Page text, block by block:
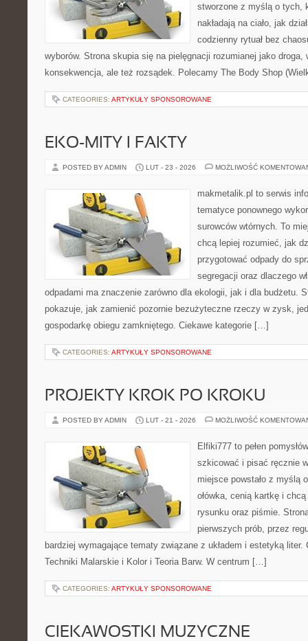
stworzone z myślą o tych,
nakładają na ciało, jak
codzienny rytuał bez
wyborów. Strona skupia się na pielęgnacji rozumianej jako
konsekwencja, ale też rozsądek. Polecamy The Body Shop
CATEGORIES: ARTYKUŁY SPONSOROWANE
EKO-MITY I FAKTY
POSTED BY ADMIN LUT - 23 - 2026 MOŻLIWOŚĆ
makmetalik.pl to serwis
tematyce ponownego
surowców wtórnych. To
chcą lepiej rozumieć, jak
przygotować odpady do
segregacji oraz dlaczego
odpadami ma znaczenie zarówno dla ekologii, jak i dla budżetu.
pokazuje, jak zamienić pozornie bezużyteczne rzeczy w zysk,
gospodarkę obiegu zamkniętego. Ciekawe kategorie […]
CATEGORIES: ARTYKUŁY SPONSOROWANE
PROJEKTY KROK PO KROKU
POSTED BY ADMIN LUT - 21 - 2026 MOŻLIWOŚĆ
Elfiki777 to pełen
szkicować i pisać ręcznie
miejsce powstało z myślą
ołówka, cenią kartkę i
rysunku oraz piśmie.
pierwszych prób, przez
bardziej wymagające tematy związane z układem i estetyką liter.
Techniki Malarskie i Kolor i Teoria Barw. W centrum […]
CATEGORIES: ARTYKUŁY SPONSOROWANE
CIEKAWOSTKI MUZYCZNE